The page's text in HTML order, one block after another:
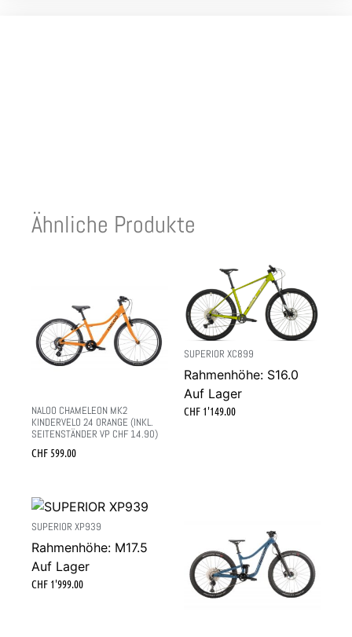
Ähnliche Produkte
NALOO CHAMELEON MK2
KINDERVELO 24 ORANGE (INKL.
SEITENSTÄNDER VP CHF 14.90)
CHF 599.00
SUPERIOR XC899
Rahmenhöhe: S16.0
Auf Lager
CHF 1'149.00
SUPERIOR XP939
Rahmenhöhe: M17.5
Auf Lager
CHF 1'999.00